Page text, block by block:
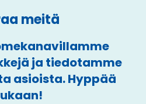
meitä
ja tiedotamme
asioista. Hyppää